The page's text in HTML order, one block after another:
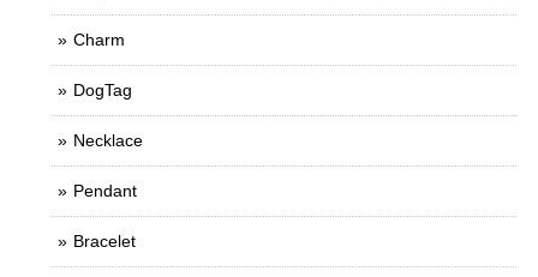
Charm
DogTag
Necklace
Pendant
Bracelet